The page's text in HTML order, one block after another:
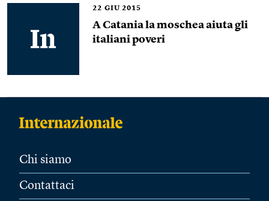
22 GIU 2015
A Catania la moschea aiuta gli
italiani poveri
Chi siamo
Contattaci